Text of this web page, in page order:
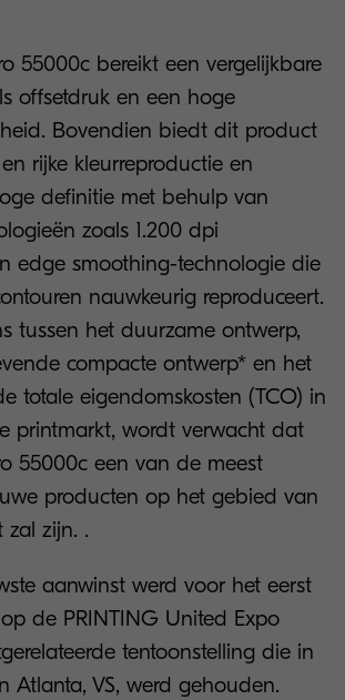
55000c bereikt een vergelijkbare
offsetdruk en een hoge
Bovendien biedt dit product
rijke kleurreproductie en
definitie met behulp van
zoals 1.200 dpi
edge smoothing-technologie die
nauwkeurig reproduceert.
tussen het duurzame ontwerp,
compacte ontwerp* en het
totale eigendomskosten (TCO) in
printmarkt, wordt verwacht dat
55000c een van de meest
producten op het gebied van
zal zijn. .
aanwinst werd voor het eerst
de PRINTING United Expo
tentoonstelling die in
Atlanta, VS, werd gehouden.